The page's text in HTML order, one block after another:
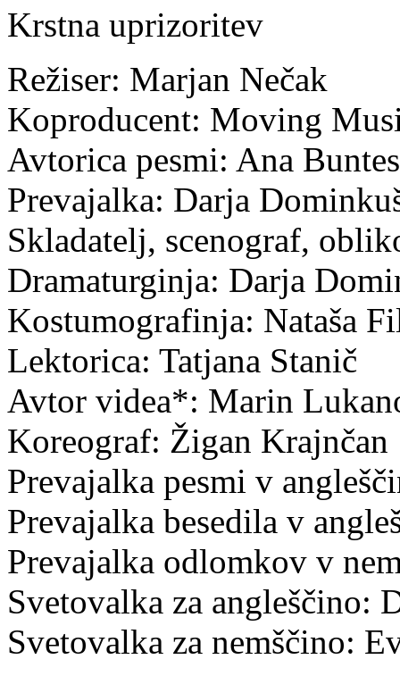
Krstna uprizoritev
Režiser: Marjan Nečak
Koproducent: Moving
Avtorica pesmi: Ana
Prevajalka: Darja
Skladatelj, scenograf,
Dramaturginja: Darja
Kostumografinja: Nataša
Lektorica: Tatjana Stanič
Avtor videa*: Marin
Koreograf: Žigan Krajnčan
Prevajalka pesmi v
Prevajalka besedila v
Prevajalka odlomkov v
Svetovalka za angleščino:
Svetovalka za nemščino: